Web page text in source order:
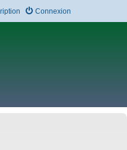
Connexion